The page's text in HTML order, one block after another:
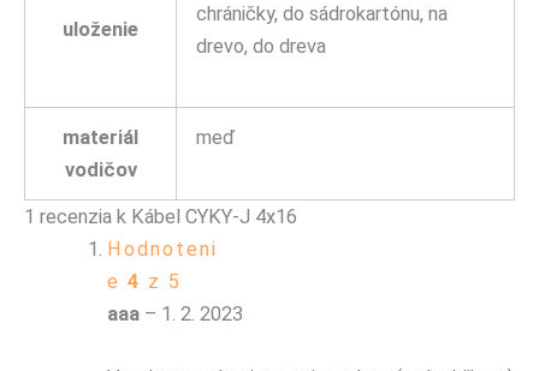
uloženie
chráničky, do sádrokartónu, na
drevo, do dreva
materiál
vodičov
meď
1 recenzia k Kábel CYKY-J 4x16
Hodnoteni
e4 z 5
aaa – 1. 2. 2023